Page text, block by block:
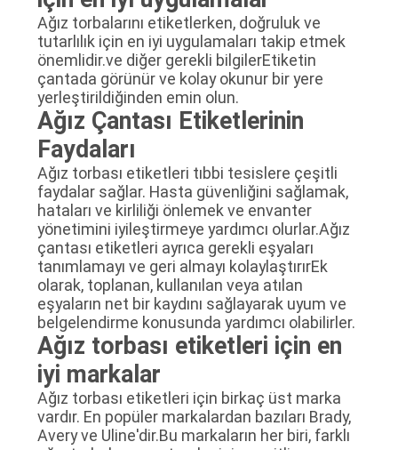
Ağız torbalarını etiketlerken, doğruluk ve
tutarlılık için en iyi uygulamaları takip etmek
önemlidir.ve diğer gerekli bilgilerEtiketin
çantada görünür ve kolay okunur bir yere
yerleştirildiğinden emin olun.
Ağız Çantası Etiketlerinin
Faydaları
Ağız torbası etiketleri tıbbi tesislere çeşitli
faydalar sağlar. Hasta güvenliğini sağlamak,
hataları ve kirliliği önlemek ve envanter
yönetimini iyileştirmeye yardımcı olurlar.Ağız
çantası etiketleri ayrıca gerekli eşyaları
tanımlamayı ve geri almayı kolaylaştırırEk
olarak, toplanan, kullanılan veya atılan
eşyaların net bir kaydını sağlayarak uyum ve
belgelendirme konusunda yardımcı olabilirler.
Ağız torbası etiketleri için en
iyi markalar
Ağız torbası etiketleri için birkaç üst marka
vardır. En popüler markalardan bazıları Brady,
Avery ve Uline'dir.Bu markaların her biri, farklı